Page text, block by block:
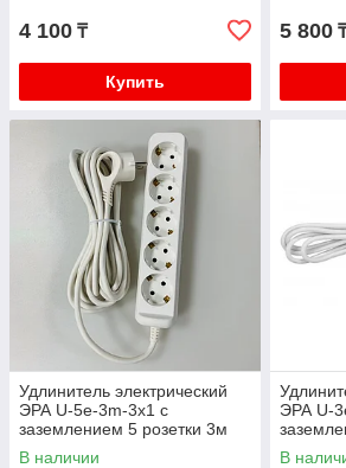
4 100 ₸
Купить
5 800
Удлинитель электрический
ЭРА U-5e-3m-3x1 с
заземлением 5 розетки 3м
ПВС 3x1мм2 16А
В наличии
ЭРА U-
ПВС
В